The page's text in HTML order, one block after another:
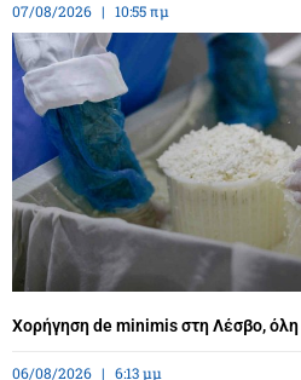
07/08/2026 10:55 πμ
Χορήγηση de minimis στη Λέσβο, όλη
06/08/2026 6:13 μμ